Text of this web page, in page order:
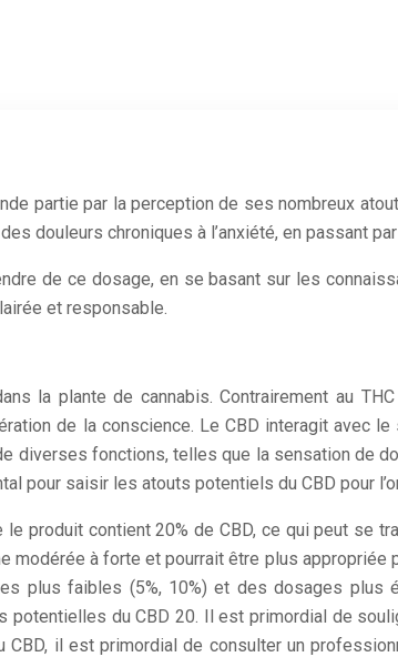
partie par la perception de ses nombreux
douleurs chroniques à l’anxiété, en passant
de ce dosage, en se basant sur les
et responsable.
la plante de cannabis. Contrairement au
de la conscience. Le CBD interagit avec
fonctions, telles que la sensation de
pour saisir les atouts potentiels du CBD pour
produit contient 20% de CBD, ce qui peut se
modérée à forte et pourrait être plus
plus faibles (5%, 10%) et des dosages plus
du CBD 20. Il est primordial de
il est primordial de consulter un